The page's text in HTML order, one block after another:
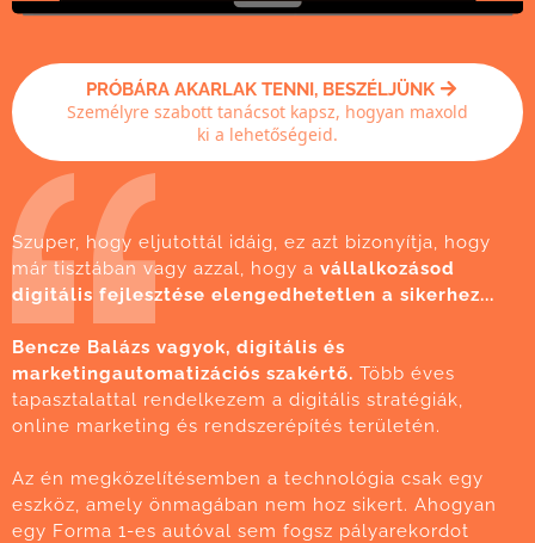
PRÓBÁRA AKARLAK TENNI, BESZÉLJÜNK
Személyre szabott tanácsot kapsz, hogyan maxold
ki a lehetőségeid.
Szuper, hogy eljutottál idáig, ez azt bizonyítja, hogy
már tisztában vagy azzal, hogy a vállalkozásod
digitális fejlesztése elengedhetetlen a sikerhez...
Bencze Balázs vagyok, digitális és
marketingautomatizációs szakértő. Több éves
tapasztalattal rendelkezem a digitális stratégiák,
online marketing és rendszerépítés területén.
Az én megközelítésemben a technológia csak egy
eszköz, amely önmagában nem hoz sikert. Ahogyan
egy Forma 1-es autóval sem fogsz pályarekordot